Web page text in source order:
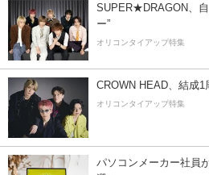
SUPER★DRAGON、
ー”
オリコンタイアップ特集
CROWN HEAD、結成1
オリコンタイアップ特集
パソコンメーカー社員